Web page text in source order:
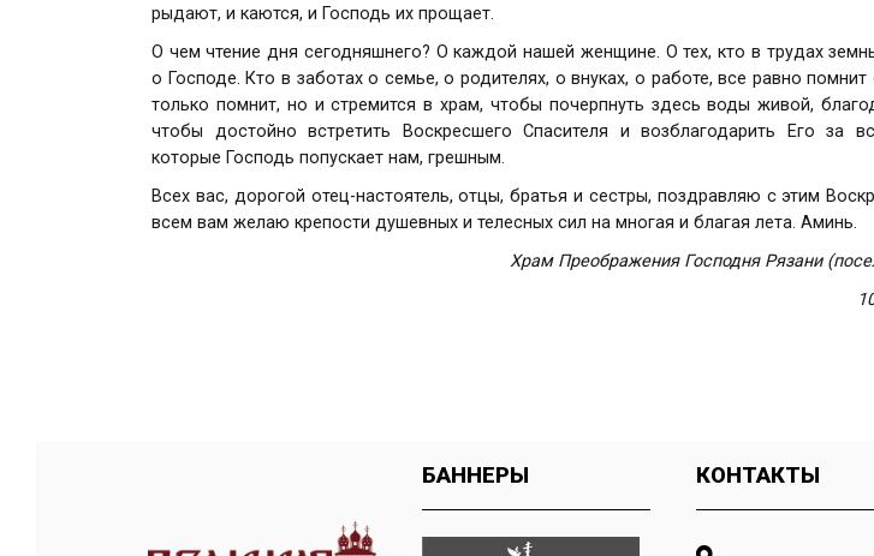
рыдают, и каются, и Господь их прощает.
О чем чтение дня сегодняшнего? О каждой нашей женщине. О тех, кто в трудах
о Господе. Кто в заботах о семье, о родителях, о внуках, о работе, все равно
только помнит, но и стремится в храм, чтобы почерпнуть здесь воды живой,
чтобы достойно встретить Воскресшего Спасителя и возблагодарить Его за
которые Господь попускает нам, грешным.
Всех вас, дорогой отец-настоятель, отцы, братья и сестры, поздравляю с этим
всем вам желаю крепости душевных и телесных сил на многая и благая лета. Аминь.
Храм Преображения Господня Рязани
БАННЕРЫ КОНТАКТЫ